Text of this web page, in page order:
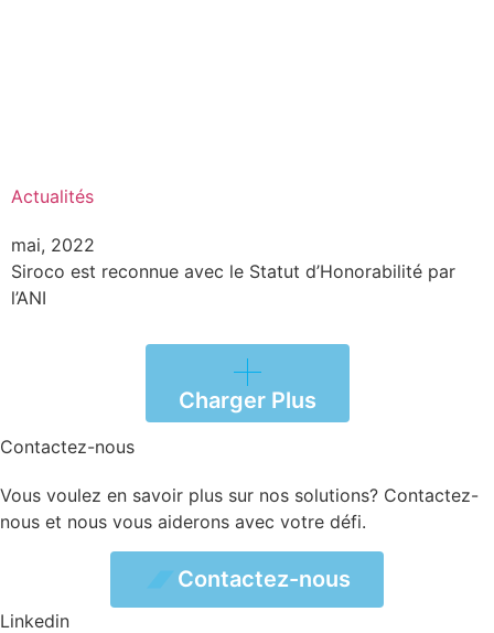
Actualités
mai, 2022
Siroco est reconnue avec le Statut d’Honorabilité par
l’ANI
Charger Plus
Contactez-nous
Vous voulez en savoir plus sur nos solutions? Contactez-
nous et nous vous aiderons avec votre défi.
Contactez-nous
Linkedin